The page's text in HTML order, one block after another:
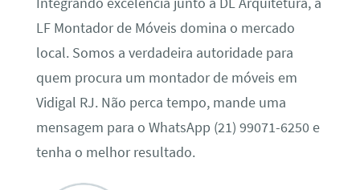
LF Montador de Móveis domina o mercado
local. Somos a verdadeira autoridade para
quem procura um montador de móveis em
Vidigal RJ. Não perca tempo, mande uma
mensagem para o WhatsApp (21) 99071-6250 e
tenha o melhor resultado.